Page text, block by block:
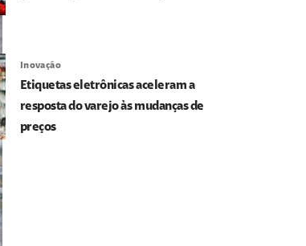
Inovação
Etiquetas eletrônicas aceleram a
resposta do varejo às mudanças de
preços